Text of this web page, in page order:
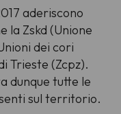
aderiscono
la Zskd (Unione
dei cori
Trieste (Zcpz).
dunque tutte le
sul territorio.